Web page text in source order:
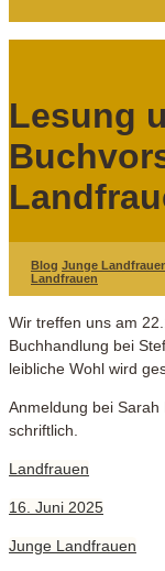
Lesung
Blog Junge
Landfrauen
Wir treffen uns am
Buchhandlung bei
leibliche Wohl wird
Anmeldung bei
schriftlich.
Landfrauen
16. Juni 2025
Junge Landfrauen